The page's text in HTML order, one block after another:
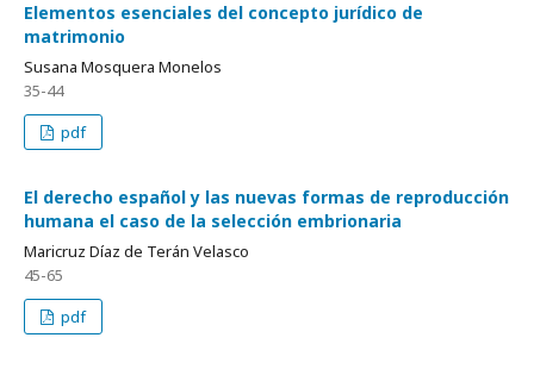
Elementos esenciales del concepto jurídico de
matrimonio
Susana Mosquera Monelos
35-44
pdf
El derecho español y las nuevas formas de reproducción
humana el caso de la selección embrionaria
Maricruz Díaz de Terán Velasco
45-65
pdf